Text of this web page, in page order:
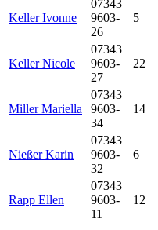
Keller Ivonne
07343
9603-
26
5
Keller Nicole
07343
9603-
27
22
Miller Mariella
07343
9603-
34
14
Nießer Karin
07343
9603-
32
6
Rapp Ellen
07343
9603-
11
12